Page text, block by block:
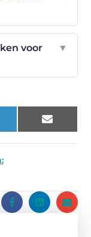
voor
▼
Email